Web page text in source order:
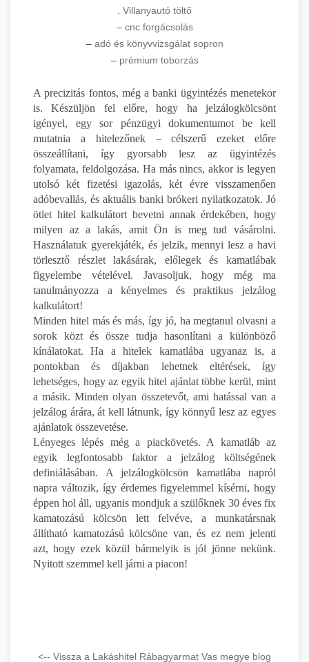
Villanyautó töltő
– cnc forgácsolás
– adó és könyvvizsgálat sopron
– prémium toborzás
A precizitás fontos, még a banki ügyintézés menetekor
is. Készüljön fel előre, hogy ha jelzálogkölcsönt
igényel, egy sor pénzügyi dokumentumot be kell
mutatnia a hitelezőnek – célszerű ezeket előre
összeállítani, így gyorsabb lesz az ügyintézés
folyamata, feldolgozása. Ha más nincs, akkor is legyen
utolsó két fizetési igazolás, két évre visszamenően
adóbevallás, és aktuális banki brókeri nyilatkozatok. Jó
ötlet hitel kalkulátort bevetni annak érdekében, hogy
milyen az a lakás, amit Ön is meg tud vásárolni.
Használatuk gyerekjáték, és jelzik, mennyi lesz a havi
törlesztő részlet lakásárak, előlegek és kamatlábak
figyelembe vételével. Javasoljuk, hogy még ma
tanulmányozza a kényelmes és praktikus jelzálog
kalkulátort!
Minden hitel más és más, így jó, ha megtanul olvasni a
sorok közt és össze tudja hasonlítani a különböző
kínálatokat. Ha a hitelek kamatlába ugyanaz is, a
pontokban és díjakban lehetnek eltérések, így
lehetséges, hogy az egyik hitel ajánlat többe kerül, mint
a másik. Minden olyan összetevőt, ami hatással van a
jelzálog árára, át kell látnunk, így könnyű lesz az egyes
ajánlatok összevetése.
Lényeges lépés még a piackövetés. A kamatláb az
egyik legfontosabb faktor a jelzálog költségének
definiálásában. A jelzálogkölcsön kamatlába napról
napra változik, így érdemes figyelemmel kísérni, hogy
éppen hol áll, ugyanis mondjuk a szülőknek 30 éves fix
kamatozású kölcsön lett felvéve, a munkatársnak
állítható kamatozású kölcsöne van, és ez nem jelenti
azt, hogy ezek közül bármelyik is jól jönne nekünk.
Nyitott szemmel kell járni a piacon!
<-- Vissza a Lakáshitel Rábagyarmat Vas megye blog